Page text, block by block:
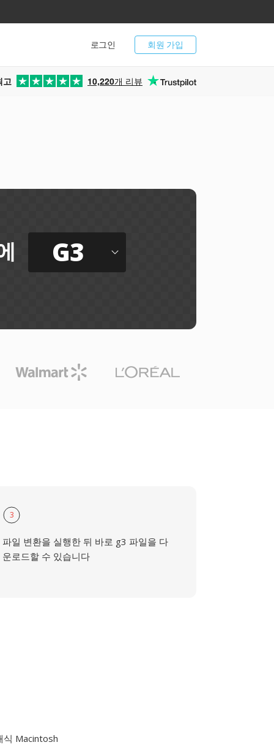
회원 가입
로그인
고 10,220개 리뷰
G3
3
파일 변환을 실행한 뒤 바로 g3 파일을 다
운로드할 수 있습니다
식 Macintosh